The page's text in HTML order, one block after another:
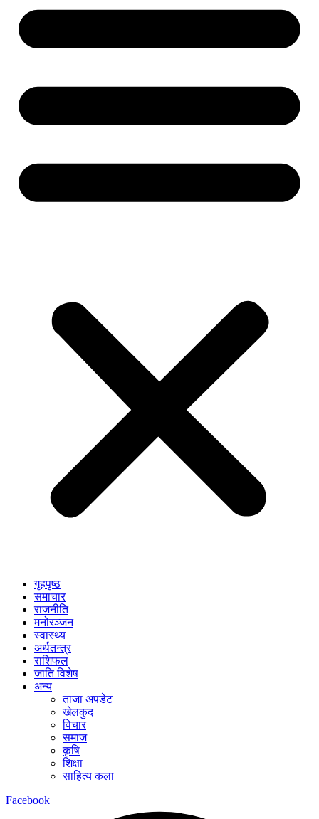
गृहपृष्ठ
समाचार
राजनीति
मनोरञ्जन
स्वास्थ्य
अर्थतन्त्र
राशिफल
जाति विशेष
अन्य
ताजा अपडेट
खेलकुद
विचार
समाज
कृषि
शिक्षा
साहित्य कला
Facebook